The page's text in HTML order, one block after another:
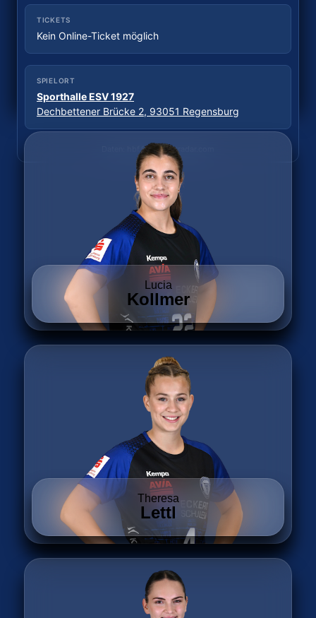
TICKETS
SPIELORT
Wittkuller Straße, 42719 Solingen
Daten: hbf.fmp.sportradar.com
TICKETS
Kein Online-Ticket möglich
SPIELORT
Sporthalle ESV 1927
Dechbettener Brücke 2, 93051 Regensburg
Daten: hbf.fmp.sportradar.com
Lucia
Kollmer
Theresa
Lettl